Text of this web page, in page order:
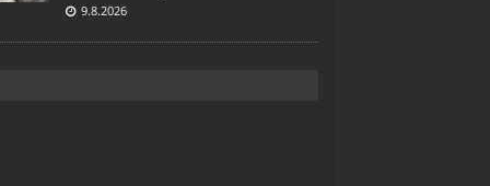
9.8.2026